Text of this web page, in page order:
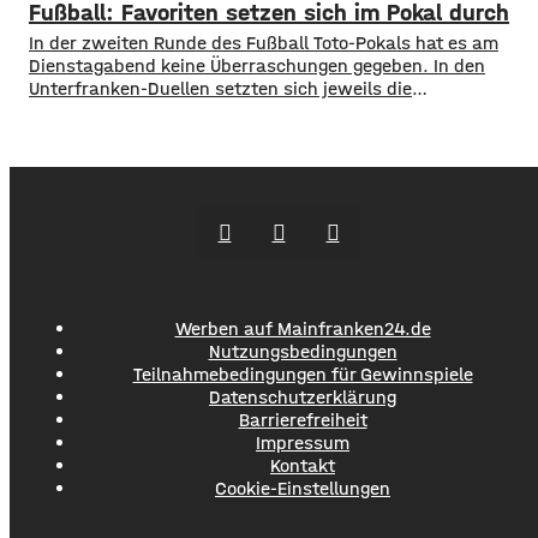
Deutschen Wetterdiensts. Normalerweise fallen in diesem
Monat etwa 65 Liter Regen pro Quadratmeter. Mehrere Orte
im Bereich
Fußball: Favoriten setzen sich im Pokal durch
In der zweiten Runde des Fußball Toto-Pokals hat es am
Dienstagabend keine Überraschungen gegeben. In den
Unterfranken-Duellen setzten sich jeweils die
Werben auf Mainfranken24.de
Nutzungsbedingungen
Teilnahmebedingungen für Gewinnspiele
Datenschutzerklärung
Barrierefreiheit
Impressum
Kontakt
Cookie-Einstellungen